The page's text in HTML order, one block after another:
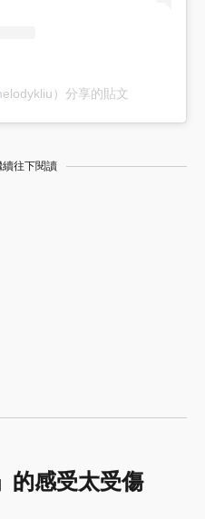
）分享的貼文
往下閱讀
的感受太受傷